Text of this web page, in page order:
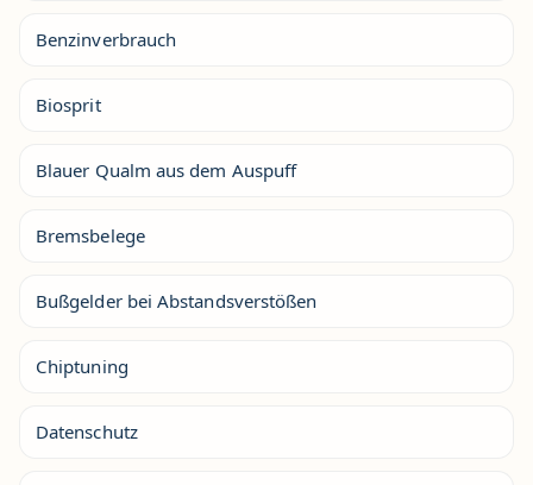
Benzinverbrauch
Biosprit
Blauer Qualm aus dem Auspuff
Bremsbelege
Bußgelder bei Abstandsverstößen
Chiptuning
Datenschutz